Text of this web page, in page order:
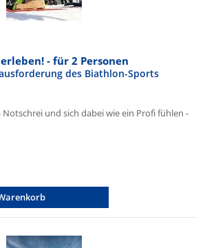
- für 2 Personen
des Biathlon-Sports
und sich dabei wie ein Profi fühlen -